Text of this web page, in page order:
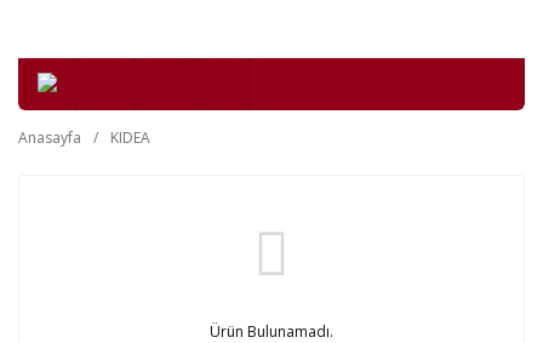
Anasayfa KIDEA
Ürün Bulunamadı.